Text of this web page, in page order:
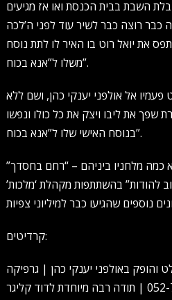
השבת בבית הכנסת ואו אז מגיעים
כבר רוצה כבר לשיר עוד לפני ה’לכה
את יואל רוט בו האיר לו לתת נוסח
משלו ל”אנא בכוח”.
אל אולפני יענקי כהן, ושם ללא
שפך את ליבו ויצק את כל כולו ונפשו
בנוסח האישי שלו ל”אנא בכוח”.
כמה מלחניו ביניהם – “רחם בחסדך”
להודות” בהשתתפות מקהלת ‘מלכות’
קרדיטים:
והופק באולפני יענקי כהן | גרפיקה